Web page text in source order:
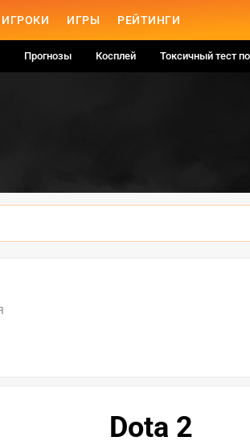
ИГРЫ РЕЙТИНГИ
Прогнозы Косплей Токсичный тест
Dota 2